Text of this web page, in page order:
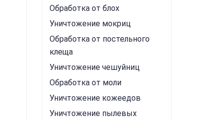
Обработка от блох
Уничтожение мокриц
Обработка от постельного
клеща
Уничтожение чешуйниц
Обработка от моли
Уничтожение кожеедов
Уничтожение пылевых